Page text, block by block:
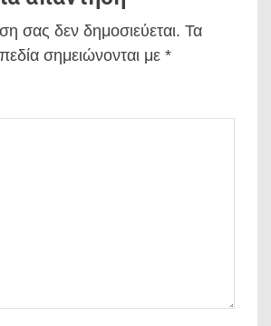
σας δεν δημοσιεύεται. Τα
σημειώνονται με *